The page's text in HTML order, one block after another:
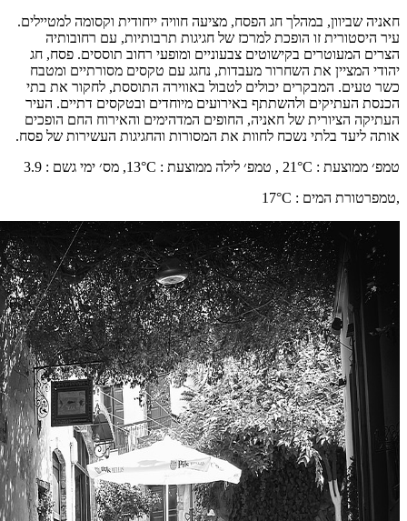
חאניה שביוון, במהלך חג הפסח, מציעה חוויה ייחודית וקסומה למטיילים.
עיר היסטורית זו הופכת למרכז של חגיגות תרבותיות, עם רחובותיה
הצרים המעוטרים בקישוטים צבעוניים ומופעי רחוב תוססים. פסח, חג
יהודי המציין את השחרור מעבדות, נחגג עם טקסים מסורתיים ומטבח
כשר טעים. המבקרים יכולים לטבול באווירה התוססת, לחקור את בתי
הכנסת העתיקים ולהשתתף באירועים מיוחדים ובטקסים דתיים. העיר
העתיקה הציורית של חאניה, החופים המדהימים והאירוח החם הופכים
אותה ליעד בלתי נשכח לחוות את המסורות והחגיגות העשירות של פסח.
טמפ׳ ממוצעת :
21°C , טמפ׳ לילה ממוצעת :
13°C, מס׳ ימי גשם :
3.9
,טמפרטורת המים :
17°C